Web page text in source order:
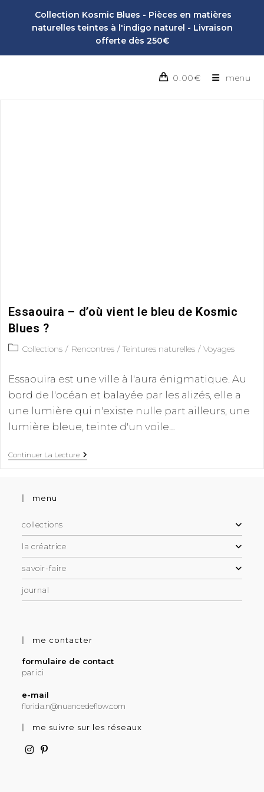
Collection Kosmic Blues - Pièces en matières
naturelles teintes à l'indigo naturel - Livraison
offerte dès 250€
0.00€ menu
Essaouira – d’où vient le bleu de Kosmic
Blues ?
Collections / Rencontres / Teintures naturelles / Voyages
Essaouira est une ville à l'aura énigmatique. Au
bord de l'océan et balayée par les alizés, elle a
une lumière qui n'existe nulle part ailleurs, une
lumière bleue, teinte d'un voile…
Continuer La Lecture
menu
collections
la créatrice
savoir-faire
journal
me contacter
formulaire de contact
par ici
e-mail
florida.n@nuancedeflow.com
me suivre sur les réseaux